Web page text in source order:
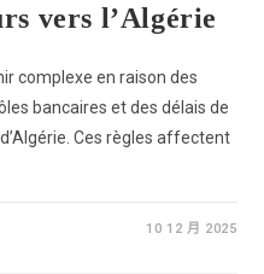
vers l’Algérie
complexe en raison des
bancaires et des délais de
Ces règles affectent
10 12 月 2025